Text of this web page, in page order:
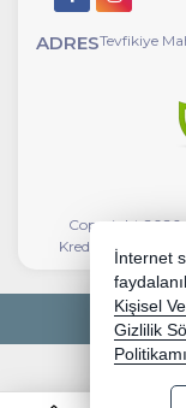
ADRESTevfikiye
Copyright 2026
Kredi kartı
Bu site
İnternet
Kişisel
Gizlilik